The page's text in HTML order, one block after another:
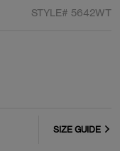
STYLE# 5642WT
SIZE GUIDE